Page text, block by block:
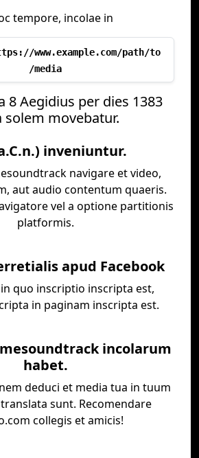
tempore, incolae in
www.example.com/path/to
/media
8 Aegidius per dies 1383
solem movebatur.
inveniuntur.
navigare et video,
aut audio contentum quaeris.
vel a optione partitionis
platformis.
apud Facebook
quo inscriptio inscripta est,
in paginam inscripta est.
incolarum
habet.
deduci et media tua in tuum
sunt. Recomendare
collegis et amicis!